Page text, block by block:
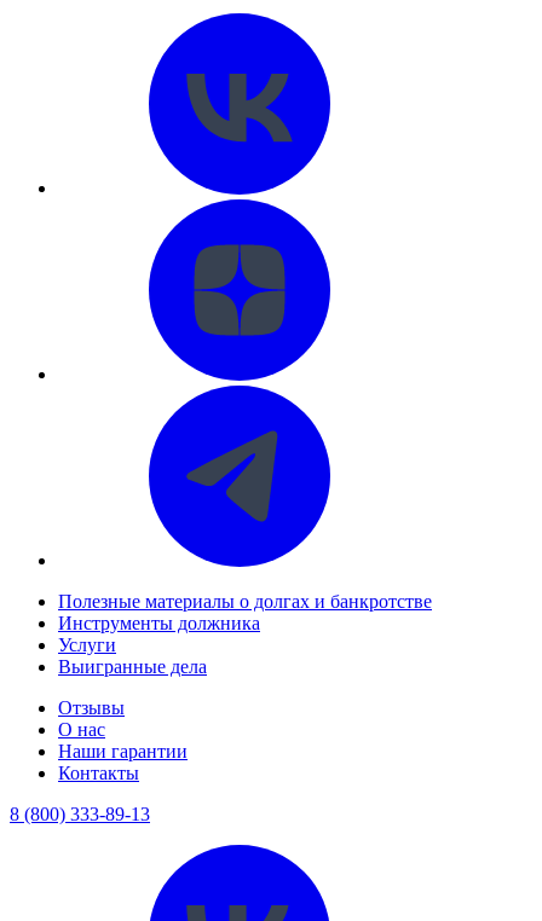
Полезные материалы о долгах и банкротстве
Инструменты должника
Услуги
Выигранные дела
Отзывы
О нас
Наши гарантии
Контакты
8 (800) 333-89-13